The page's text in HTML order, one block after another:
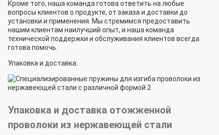
Кроме того, наша команда готова ответить на любые
вопросы клиентов о продукте, от заказа и доставки до
установки и применения. Мы стремимся предоставить
нашим клиентам наилучший опыт, и наша команда
технической поддержки и обслуживания клиентов всегда
готова помочь.
Упаковка и доставка:
Упаковка и доставка отожженной
проволоки из нержавеющей стали